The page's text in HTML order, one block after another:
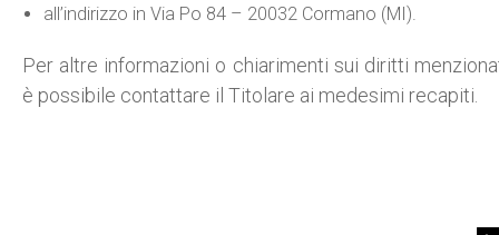
all’indirizzo in Via Po 84 – 20032 Cormano (MI).
Per altre informazioni o chiarimenti sui diritti
è possibile contattare il Titolare ai medesimi recapiti.